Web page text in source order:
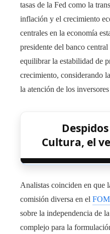
tasas de la Fed como la
inflación y el crecimiento
centrales en la economía
presidente del banco
equilibrar la estabilidad de
crecimiento, considerando
la atención de los
Cultura, el
Analistas coinciden en que
comisión diversa en el
sobre la independencia de
complejo para la